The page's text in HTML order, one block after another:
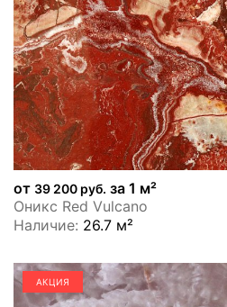
от 39 200 руб. за 1 м²
Оникс Red Vulcano
Наличие: 26.7 м²
АКЦИЯ